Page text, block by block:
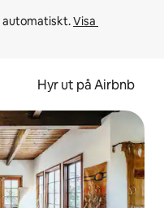
automatiskt. Visa
Hyr ut på Airbnb